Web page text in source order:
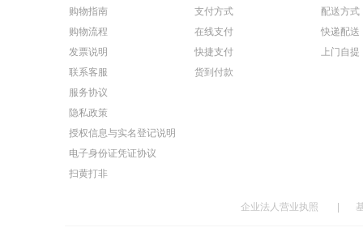
购物指南
购物流程
发票说明
联系客服
服务协议
隐私政策
授权信息与实名登记说明
电子身份证凭证协议
扫黄打非
支付方式
在线支付
快捷支付
货到付款
配送方式
快递配送
上门自提
企业法人营业执照